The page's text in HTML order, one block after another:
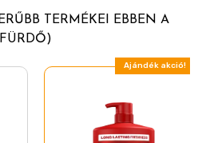
Dioleate
TERMÉKEI EBBEN A
Ajándék akció!